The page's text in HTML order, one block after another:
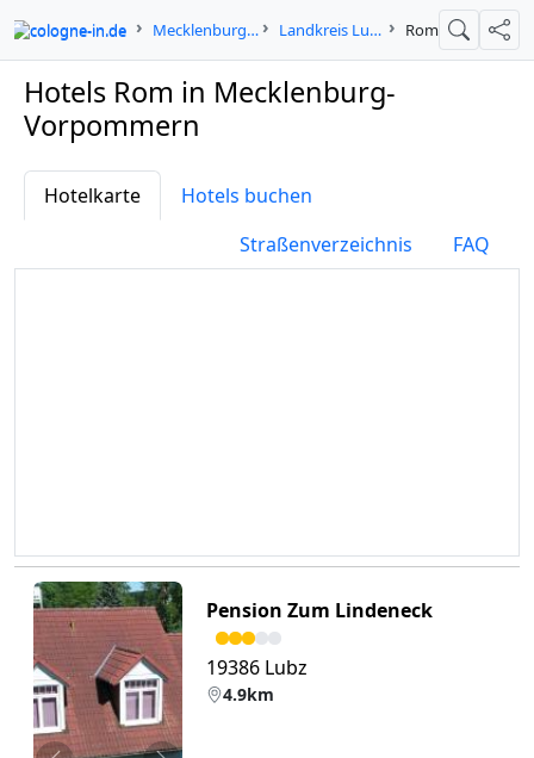
cologne-in.de Mecklenburg-Vorpommern Landkreis Ludwigslust-Parchim Rom Suche
Hotels Rom in Mecklenburg-
Vorpommern
Hotelkarte
Hotels buchen
Straßenverzeichnis
FAQ
Pension Zum Lindeneck
19386 Lubz
4.9km